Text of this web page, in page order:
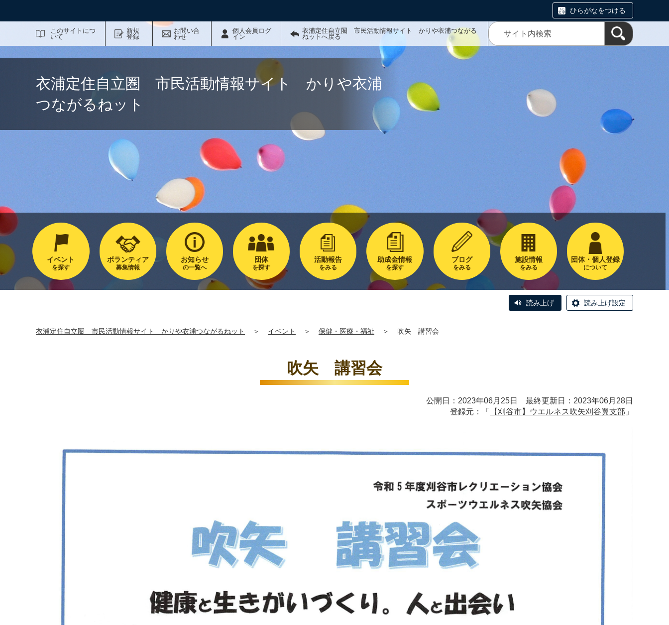
ひらがなをつける
このサイトにつ
いて
新規
登録
お問い合
わせ
個人会員ログ
イン
衣浦定住自立圏 市民活動情報サイト かりや衣浦つながる
ねットへ戻る
衣浦定住自立圏 市民活動情報サイト かりや衣浦
つながるねット
イベント
を探す
ボランティア
募集情報
お知らせ
の一覧へ
団体
を探す
活動報告
をみる
助成金情報
を探す
ブログ
をみる
施設情報
をみる
団体・個人登録
について
読み上げ 読み上げ設定
衣浦定住自立圏 市民活動情報サイト かりや衣浦つながるねット ＞ イベント ＞ 保健・医療・福祉 ＞ 吹矢 講習会
吹矢 講習会
公開日：2023年06月25日 最終更新日：2023年06月28日
登録元：「
【刈谷市】ウエルネス吹矢刈谷翼支部 」